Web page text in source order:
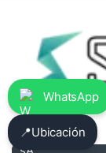
WhatsApp
📍Ubicación